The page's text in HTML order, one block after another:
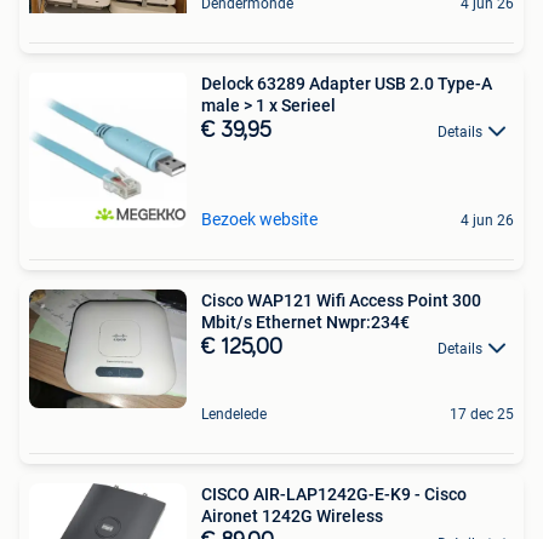
Dendermonde 4 jun 26
Delock 63289 Adapter USB 2.0 Type-A
male > 1 x Serieel
€ 39,95 Details
Bezoek website 4 jun 26
Cisco WAP121 Wifi Access Point 300
Mbit/s Ethernet Nwpr:234€
€ 125,00 Details
Lendelede 17 dec 25
CISCO AIR-LAP1242G-E-K9 - Cisco
Aironet 1242G Wireless